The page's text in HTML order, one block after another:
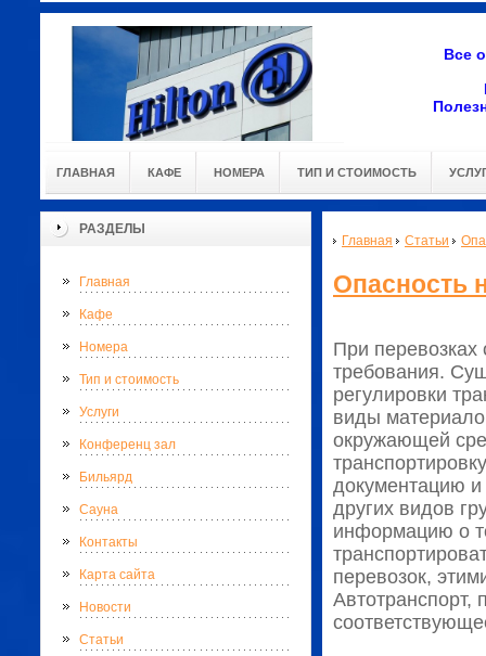
Все
ГЛАВНАЯ КАФЕ НОМЕРА ТИП И СТОИМОСТЬ
РАЗДЕЛЫ
Главная
Кафе
Номера
Тип и стоимость
Услуги
Конференц зал
Бильярд
Сауна
Контакты
Карта сайта
Новости
Статьи
Главная Статьи
Опасность
При перевозках
требования.
регулировки
виды
окружающей
документацию
других видов
информацию о
перевозок,